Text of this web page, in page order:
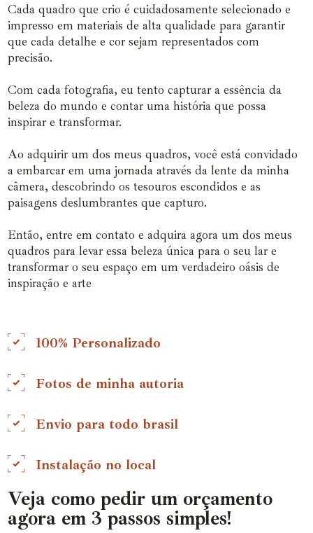
Cada quadro que crio é cuidadosamente selecionado e
impresso em materiais de alta qualidade para garantir
que cada detalhe e cor sejam representados com
precisão.
Com cada fotografia, eu tento capturar a essência da
beleza do mundo e contar uma história que possa
inspirar e transformar.
Ao adquirir um dos meus quadros, você está convidado
a embarcar em uma jornada através da lente da minha
câmera, descobrindo os tesouros escondidos e as
paisagens deslumbrantes que capturo.
Então, entre em contato e adquira agora um dos meus
quadros para levar essa beleza única para o seu lar e
transformar o seu espaço em um verdadeiro oásis de
inspiração e arte
100% Personalizado
Fotos de minha autoria
Envio para todo brasil
Instalação no local
Veja como pedir um orçamento
agora em 3 passos simples!